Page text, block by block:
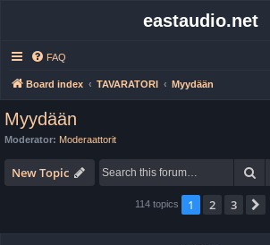
eastaudio.net
FAQ
Board index TAVARATORI Myydään
Myydään
Moderator: Moderaattorit
New Topic
114 topics 1 2 3